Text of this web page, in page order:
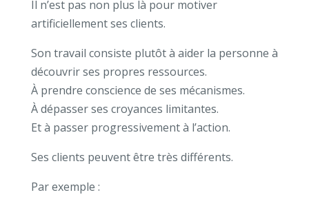
Il n’est pas non plus là pour motiver
artificiellement ses clients.
Son travail consiste plutôt à aider la personne à
découvrir ses propres ressources.
À prendre conscience de ses mécanismes.
À dépasser ses croyances limitantes.
Et à passer progressivement à l’action.
Ses clients peuvent être très différents.
Par exemple :